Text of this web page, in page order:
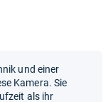
und einer
Kamera. Sie
als ihr